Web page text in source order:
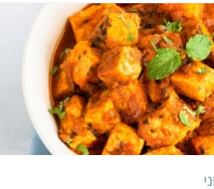
השילוב של הבצק והמילוי
פשוט נהדר ויוצר פשטידה
טעימה ומשביעה שמתאימה
לכל ארוחה!
4 מנות הודי